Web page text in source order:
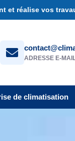
et réalise vos
ADRESSE E-
de climatisation